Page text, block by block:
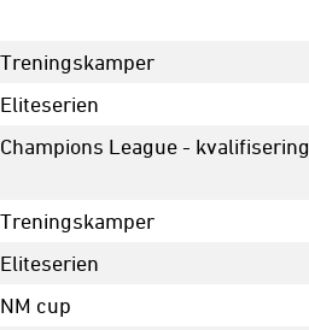
Treningskamper
Eliteserien
Champions League - kvalifisering
Treningskamper
Eliteserien
NM cup